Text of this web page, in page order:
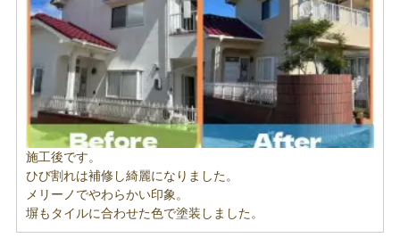
施工後です。
ひび割れは補修し綺麗になりました。
メリーノでやわらかい印象。
塀もタイルに合わせた色で塗装しました。